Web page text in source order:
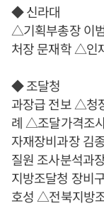
◆ 신라대
△기획부총장 이
처장 문재학 △인
◆ 조달청
과장급 전보 △청
례 △조달가격조
자재장비과장 김
질원 조사분석과
지방조달청 장비
호성 △전북지방